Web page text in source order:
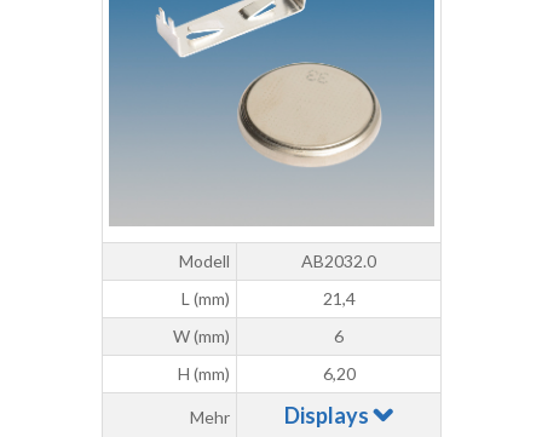
Modell
AB2032.0
L (mm)
21,4
W (mm)
6
H (mm)
6,20
Mehr Displays